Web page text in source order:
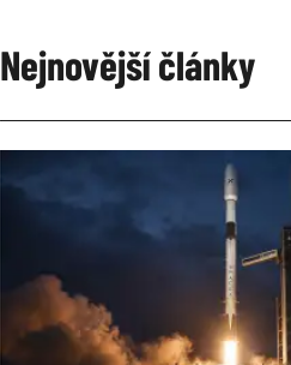
Nejnovější články